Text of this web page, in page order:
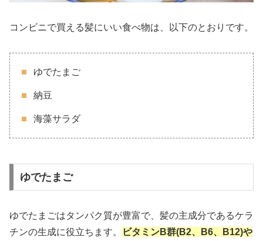
コンビニで買える髪にいい食べ物は、以下のとおりです。
ゆでたまご
納豆
海藻サラダ
ゆでたまご
ゆでたまごはタンパク質が豊富で、髪の主成分であるケラ
チンの生成に役立ちます。
ビタミンB群(B2、B6、B12)や